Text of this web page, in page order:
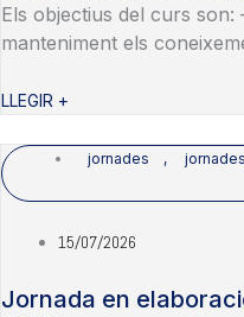
Els objectius del curs
manteniment els
LLEGIR +
jornades ,
15/07/2026
Jornada en